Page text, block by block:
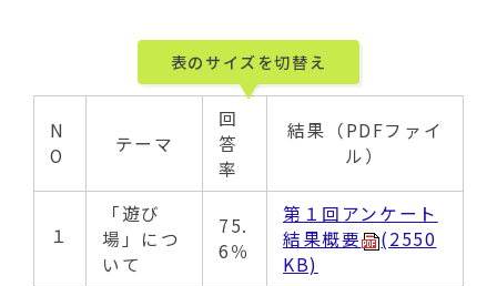
表のサイズを切替え
N
O
テーマ
回
答
率
結果（PDFファイ
ル）
１
「遊び
場」につ
いて
75.
6％
第１回アンケート
結果概要
(2550
KB)